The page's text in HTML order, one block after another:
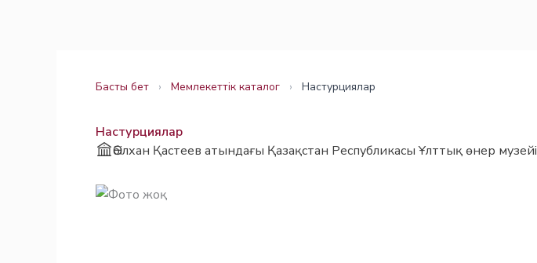
Басты бет › Мемлекеттік каталог › Настурциялар
Настурциялар
Әбілхан Қастеев атындағы Қазақстан Республикасы Ұлттық өнер музейі